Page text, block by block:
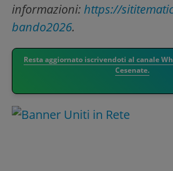
informazioni:https://
bando2026.
Resta aggiornato iscrivendoti al canale
Cesenate.